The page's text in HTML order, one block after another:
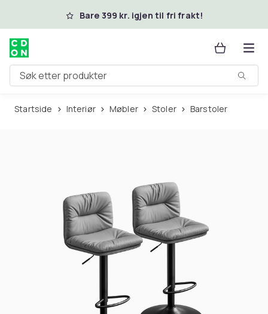
Hopp til hovedinnholdBare 399 kr. igjen til fri frakt!
Søk etter produkter
Startside Interiør Møbler Stoler Barstoler